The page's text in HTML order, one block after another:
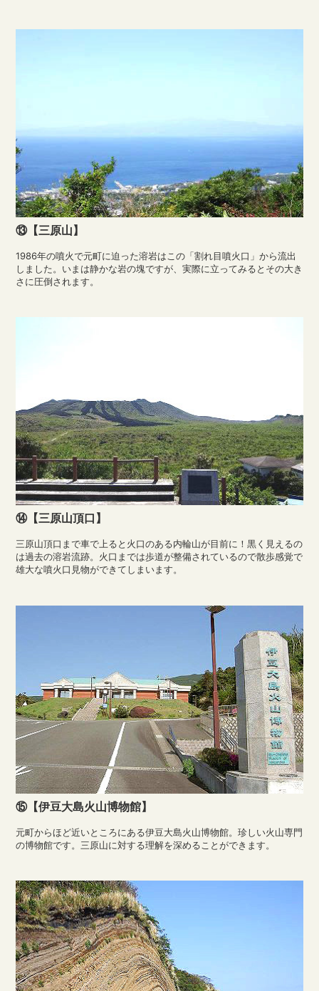
⑬【三原山】
1986年の噴火で元町に迫った溶岩はこの「割れ目噴火口」から流出
しました。いまは静かな岩の塊ですが、実際に立ってみるとその大き
さに圧倒されます。
⑭【三原山頂口】
三原山頂口まで車で上ると火口のある内輪山が目前に！黒く見えるの
は過去の溶岩流跡。火口までは歩道が整備されているので散歩感覚で
雄大な噴火口見物ができてしまいます。
⑮【伊豆大島火山博物館】
元町からほど近いところにある伊豆大島火山博物館。珍しい火山専門
の博物館です。三原山に対する理解を深めることができます。